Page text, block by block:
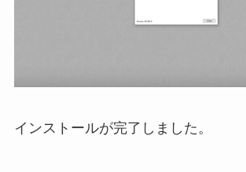
インストールが完了しました。